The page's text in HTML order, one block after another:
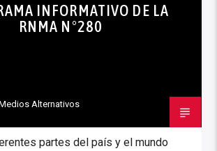
INFORMATIVO DE LA
RNMA N°280
Alternativos
partes del país y el mundo